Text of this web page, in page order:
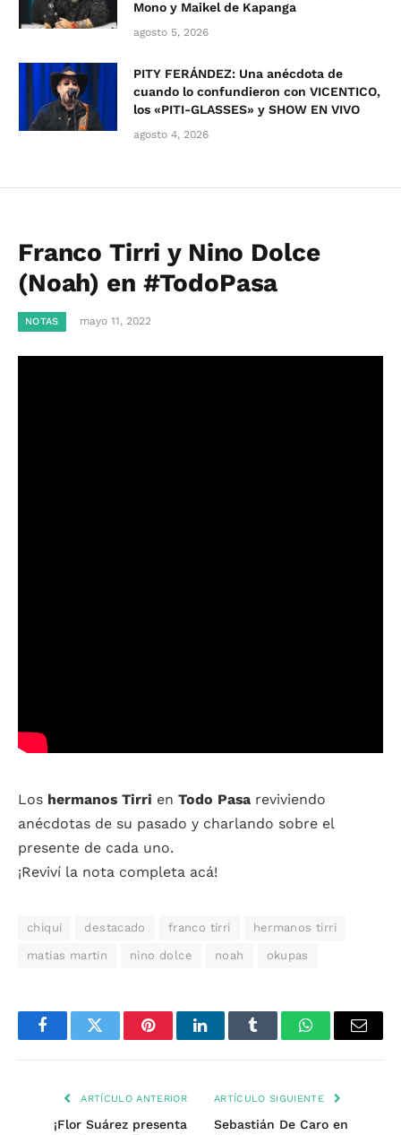
Mono y Maikel de Kapanga
agosto 5, 2026
PITY FERÁNDEZ: Una anécdota de
cuando lo confundieron con VICENTICO,
los «PITI-GLASSES» y SHOW EN VIVO
agosto 4, 2026
Franco Tirri y Nino Dolce
(Noah) en #TodoPasa
NOTAS mayo 11, 2022
Los hermanos Tirri en Todo Pasa reviviendo
anécdotas de su pasado y charlando sobre el
presente de cada uno.
¡Reviví la nota completa acá!
chiqui destacado franco tirri hermanos tirri
matias martin nino dolce noah okupas
FacebookTwitter PinterestLinkedInTumblr WhatsAppEmail
ARTÍCULO ANTERIOR
¡Flor Suárez presenta
ARTÍCULO SIGUIENTE
Sebastián De Caro en